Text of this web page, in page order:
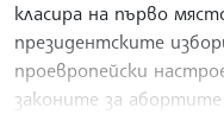
класира на първо
президентските
проевропейски
законите за